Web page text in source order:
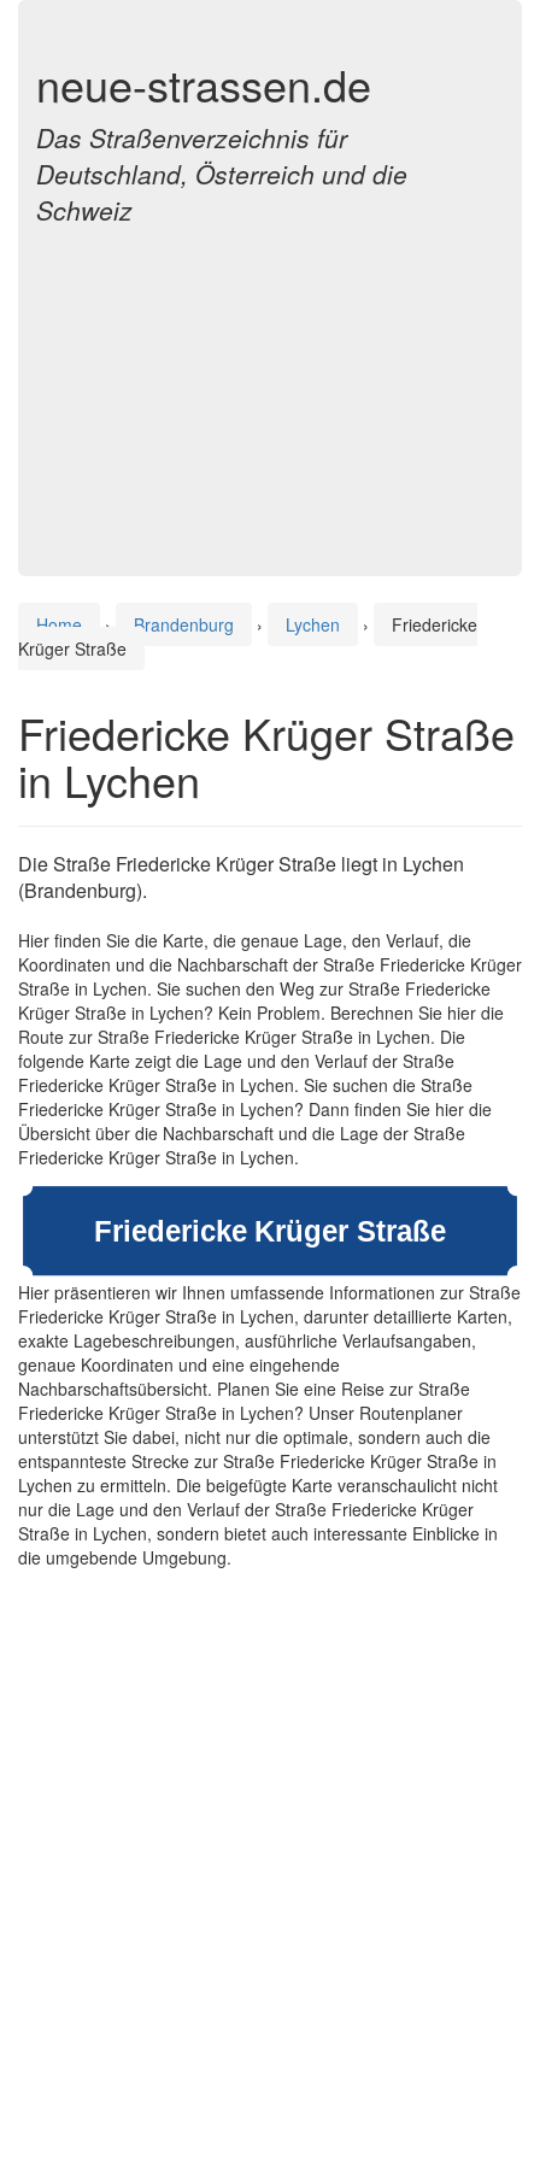
neue-strassen.de
Das Straßenverzeichnis für
Deutschland, Österreich und die
Schweiz
Home › Brandenburg › Lychen ›
Friedericke
Krüger Straße
Friedericke Krüger Straße
in Lychen
Die Straße Friedericke Krüger Straße liegt in Lychen
(Brandenburg).
Hier finden Sie die Karte, die genaue Lage, den Verlauf, die
Koordinaten und die Nachbarschaft der Straße Friedericke Krüger
Straße in Lychen. Sie suchen den Weg zur Straße Friedericke
Krüger Straße in Lychen? Kein Problem. Berechnen Sie hier die
Route zur Straße Friedericke Krüger Straße in Lychen. Die
folgende Karte zeigt die Lage und den Verlauf der Straße
Friedericke Krüger Straße in Lychen. Sie suchen die Straße
Friedericke Krüger Straße in Lychen? Dann finden Sie hier die
Übersicht über die Nachbarschaft und die Lage der Straße
Friedericke Krüger Straße in Lychen.
Hier präsentieren wir Ihnen umfassende Informationen zur Straße
Friedericke Krüger Straße in Lychen, darunter detaillierte Karten,
exakte Lagebeschreibungen, ausführliche Verlaufsangaben,
genaue Koordinaten und eine eingehende
Nachbarschaftsübersicht. Planen Sie eine Reise zur Straße
Friedericke Krüger Straße in Lychen? Unser Routenplaner
unterstützt Sie dabei, nicht nur die optimale, sondern auch die
entspannteste Strecke zur Straße Friedericke Krüger Straße in
Lychen zu ermitteln. Die beigefügte Karte veranschaulicht nicht
nur die Lage und den Verlauf der Straße Friedericke Krüger
Straße in Lychen, sondern bietet auch interessante Einblicke in
die umgebende Umgebung.